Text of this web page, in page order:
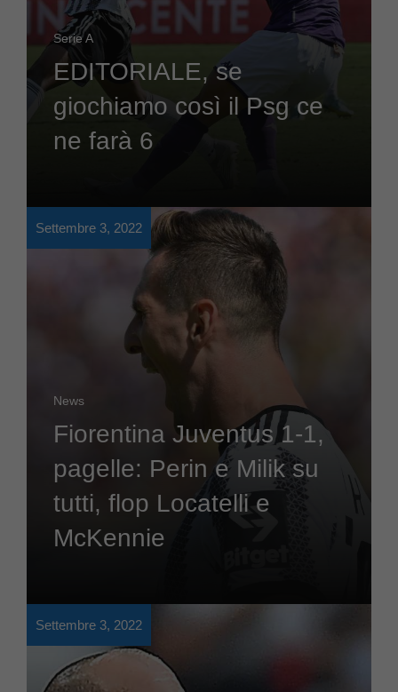
Serie A
EDITORIALE, se
giochiamo così il Psg ce
ne farà 6
Settembre 3, 2022
News
Fiorentina Juventus 1-1,
pagelle: Perin e Milik su
tutti, flop Locatelli e
McKennie
Settembre 3, 2022